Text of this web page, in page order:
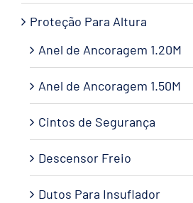
Proteção Para Altura
Anel de Ancoragem 1.20M
Anel de Ancoragem 1.50M
Cintos de Segurança
Descensor Freio
Dutos Para Insuflador